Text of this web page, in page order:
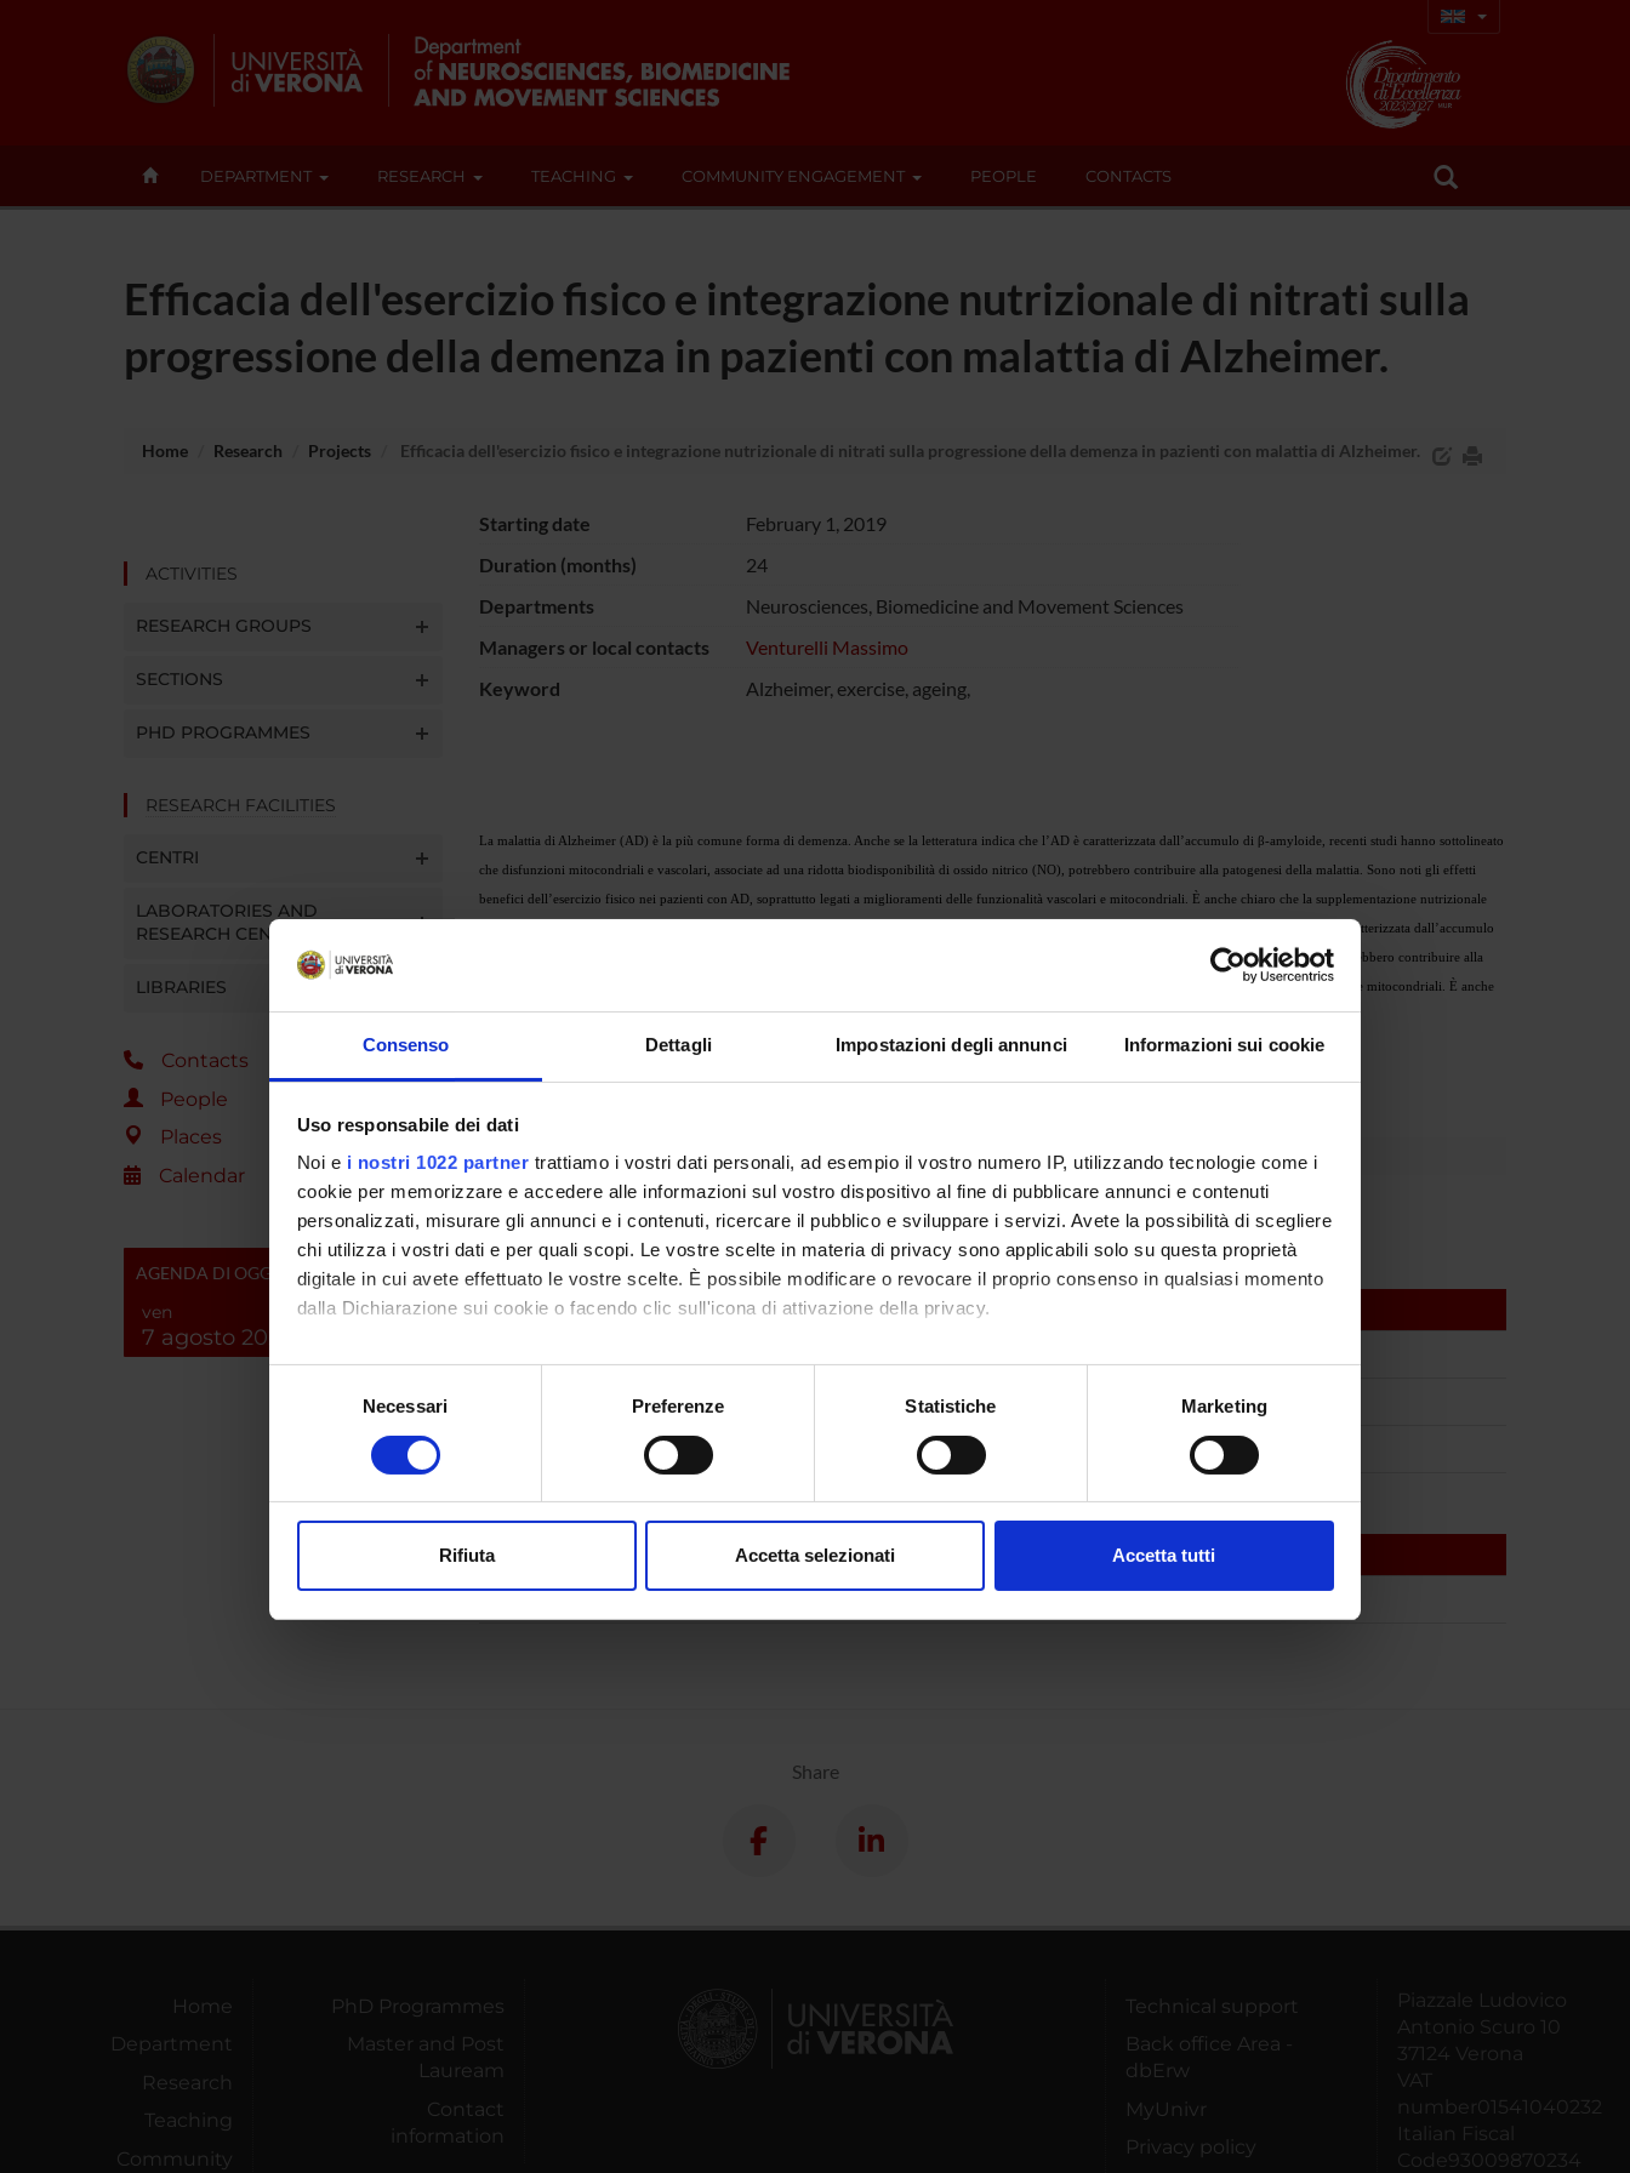
Consenso Dettagli Impostazioni degli annunci Informazioni sui cookie
Uso responsabile dei dati
Noi e i nostri 1022 partner trattiamo i vostri dati personali, ad esempio il vostro numero IP, utilizzando tecnologie come i
cookie per memorizzare e accedere alle informazioni sul vostro dispositivo al fine di pubblicare annunci e contenuti
personalizzati, misurare gli annunci e i contenuti, ricercare il pubblico e sviluppare i servizi. Avete la possibilità di scegliere
chi utilizza i vostri dati e per quali scopi. Le vostre scelte in materia di privacy sono applicabili solo su questa proprietà
digitale in cui avete effettuato le vostre scelte. È possibile modificare o revocare il proprio consenso in qualsiasi momento
dalla Dichiarazione sui cookie o facendo clic sull'icona di attivazione della privacy.
Con il tuo consenso, vorremmo anche:
raccogliere informazioni sulla tua posizione geografica, con un'approssimazione di qualche metro,
digitali).
modificare o ritirare il tuo consenso in qualsiasi momento dalla Dichiarazione sui cookie.
Necessari Preferenze Statistiche Marketing
Rifiuta Accetta selezionati Accetta tutti
DEPARTMENT RESEARCH TEACHING COMMUNITY ENGAGEMENT PEOPLE CONTACTS
Efficacia dell'esercizio fisico e integrazione nutrizionale di nitrati sulla
progressione della demenza in pazienti con malattia di Alzheimer.
Home Research Projects Efficacia dell'esercizio fisico e integrazione nutrizionale di nitrati sulla progressione della demenza in pazienti con malattia di Alzheimer.
ACTIVITIES
RESEARCH GROUPS
SECTIONS
PHD PROGRAMMES
RESEARCH FACILITIES
CENTRI
LABORATORIES AND
RESEARCH CENTRES
LIBRARIES
Contacts
People
Places
Calendar
AGENDA DI OGGI
ven
7 agosto 2026
Starting date
February 1, 2019
Duration (months)
24
Departments
Neurosciences, Biomedicine and Movement Sciences
Managers or local contacts
Venturelli Massimo
Keyword
Alzheimer, exercise, ageing,
La malattia di Alzheimer (AD) è la più comune forma di demenza. Anche se la letteratura indica che l’AD è caratterizzata dall’accumulo di β-amyloide, recenti studi hanno sottolineato
che disfunzioni mitocondriali e vascolari, associate ad una ridotta biodisponibilità di ossido nitrico (NO), potrebbero contribuire alla patogenesi della malattia. Sono noti gli effetti
benefici dell’esercizio fisico nei pazienti con AD, soprattutto legati a miglioramenti delle funzionalità vascolari e mitocondriali. È anche chiaro che la supplementazione nutrizionale
con nitrati migliori le capacità vasodilatative. La malattia di Alzheimer (AD) è la più comune forma di demenza. Anche se la letteratura indica che l’AD è caratterizzata dall’accumulo
di β-amyloide, recenti studi hanno sottolineato che disfunzioni mitocondriali e vascolari, associate ad una ridotta biodisponibilità di ossido nitrico (NO), potrebbero contribuire alla
patogenesi della malattia. Sono noti gli effetti benefici dell’esercizio fisico nei pazienti con AD, soprattutto legati a miglioramenti delle funzionalità vascolari e mitocondriali. È anche
chiaro che la supplementazione nutrizionale con nitrati migliori le capacità vasodilatative
PROJECT PARTICIPANTS
Massimo Venturelli Associate Professor
RESEARCH AREAS INVOLVED IN THE PROJECT
Sport Sciences (DM)
Sport Sciences (DNBM)
SECTIONS
Share
Home
Department
Research
Teaching
Community
PhD Programmes
Master and Post
Lauream
Contact
information
Technical support
Back office Area -
dbErw
MyUnivr
Privacy policy
Piazzale Ludovico
Antonio Scuro 10
37124 Verona
VAT
number01541040232
Italian Fiscal
Code93009870234